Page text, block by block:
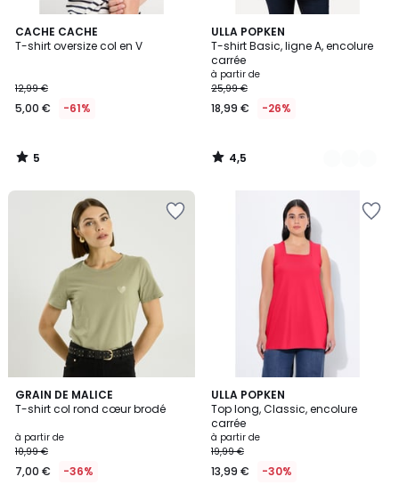
CACHE CACHE
T-shirt oversize col en V
12,99 €
5,00 € -61%
5
/
5
/
ULLA POPKEN
T-shirt Basic, ligne A, encolure
carrée
à partir de
25,99 €
18,99 € -26%
4,5
/ 5
31
Couleurs
4,5
/
GRAIN DE MALICE
T-shirt col rond cœur brodé
à partir de
10,99 €
7,00 € -36%
3
Couleurs
ULLA POPKEN
Top long, Classic, encolure
carrée
à partir de
19,99 €
13,99 € -30%
4,6
/ 5
26
Couleurs